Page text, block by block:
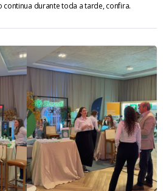
continua durante toda a tarde, confira.